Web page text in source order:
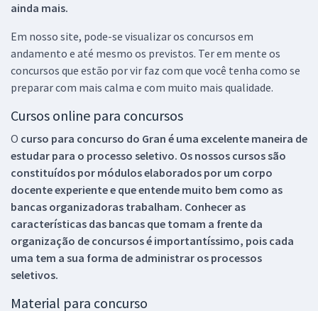
ainda mais.
Em nosso site, pode-se visualizar os concursos em
andamento e até mesmo os previstos. Ter em mente os
concursos que estão por vir faz com que você tenha como se
preparar com mais calma e com muito mais qualidade.
Cursos online para concursos
O curso para concurso do Gran é uma excelente maneira de
estudar para o processo seletivo. Os nossos cursos são
constituídos por módulos elaborados por um corpo
docente experiente e que entende muito bem como as
bancas organizadoras trabalham. Conhecer as
características das bancas que tomam a frente da
organização de concursos é importantíssimo, pois cada
uma tem a sua forma de administrar os processos
seletivos.
Material para concurso